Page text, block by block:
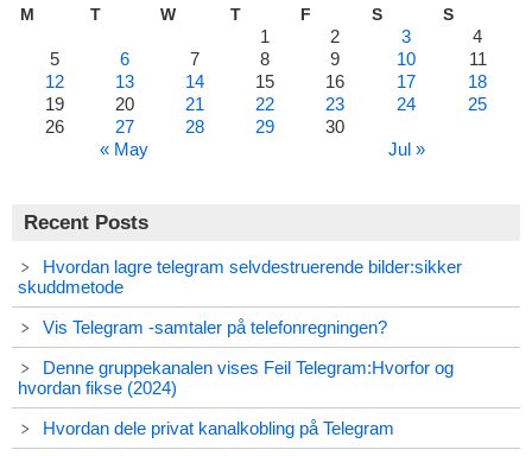
M
T W T F S S
« May Jul »
1 2 3
4
5
6 7 8 9 10
11
12
13 14 15 16 17
18
19
20 21 22 23 24
25
26
27 28 29 30
Recent Posts
Hvordan lagre telegram selvdestruerende bilder:sikker
skuddmetode
Vis Telegram -samtaler på telefonregningen?
Denne gruppekanalen vises Feil Telegram:Hvorfor og
hvordan fikse (2024)
Hvordan dele privat kanalkobling på Telegram